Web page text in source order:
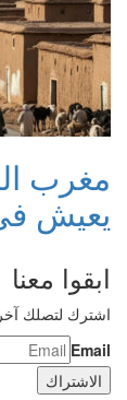
مغرب
يعيش
ابقوا معنا
اشترك لتصلك آخر
Email